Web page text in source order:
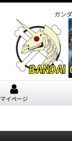
ガン
マイページ